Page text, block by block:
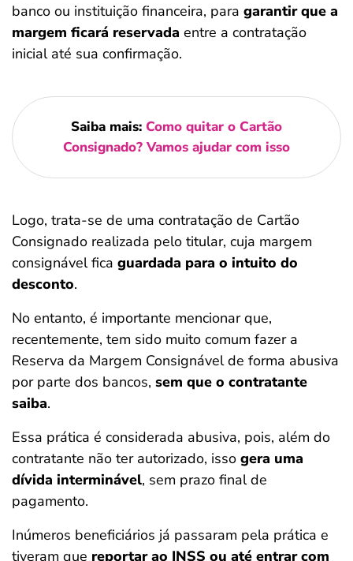
banco ou instituição financeira, para garantir que a
margem ficará reservada entre a contratação
inicial até sua confirmação.
Saiba mais: Como quitar o Cartão
Consignado? Vamos ajudar com isso
Logo, trata-se de uma contratação de Cartão
Consignado realizada pelo titular, cuja margem
consignável fica guardada para o intuito do
desconto.
No entanto, é importante mencionar que,
recentemente, tem sido muito comum fazer a
Reserva da Margem Consignável de forma abusiva
por parte dos bancos, sem que o contratante
saiba.
Essa prática é considerada abusiva, pois, além do
contratante não ter autorizado, isso gera uma
dívida interminável, sem prazo final de
pagamento.
Inúmeros beneficiários já passaram pela prática e
tiveram que reportar ao INSS ou até entrar com